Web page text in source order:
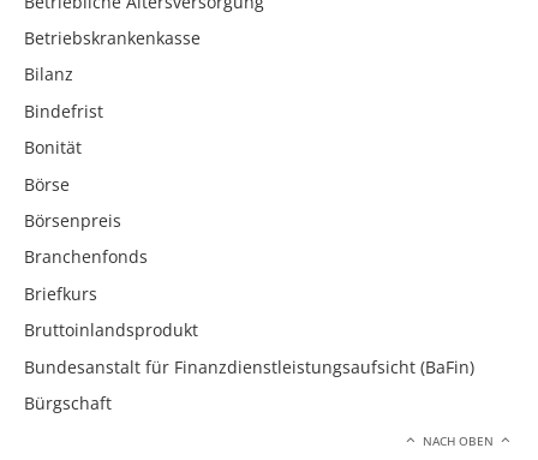
Betriebskrankenkasse
Bilanz
Bindefrist
Bonität
Börse
Börsenpreis
Branchenfonds
Briefkurs
Bruttoinlandsprodukt
Bundesanstalt für Finanzdienstleistungsaufsicht (BaFin)
Bürgschaft
NACH OBEN